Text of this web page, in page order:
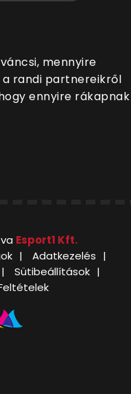
mennyire
randi partnereikről
ennyire rákapnak
Esport1 Kft.
Adatkezelés
Sütibeállítások